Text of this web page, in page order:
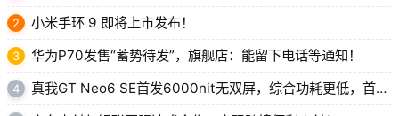
2 小米手环 9 即将上市发布！
3 华为P70发售“蓄势待发”，旗舰店：能留下电话等通知！
4 真我GT Neo6 SE首发6000nit无双屏，综合功耗更低，首销1699元起！